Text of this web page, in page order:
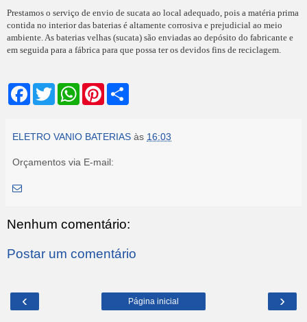
Prestamos o serviço de envio de sucata ao local adequado, pois a matéria prima
contida no interior das baterias é altamente corrosiva e prejudicial ao meio
ambiente. As baterias velhas (sucata) são enviadas ao depósito do fabricante e
em seguida para a fábrica para que possa ter os devidos fins de reciclagem.
F
b
o
k
T
w
t
e
W
s
A
p
P
e
r
s
e
ELETRO VANIO BATERIAS às 16:03
Orçamentos via E-mail:
Nenhum comentário:
Postar um comentário
‹ ›
Página inicial